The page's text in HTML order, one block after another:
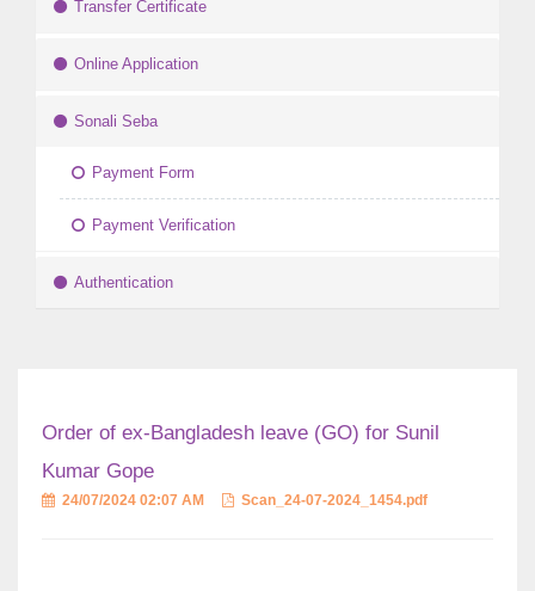
Transfer Certificate
Online Application
Sonali Seba
Payment Form
Payment Verification
Authentication
Order of ex-Bangladesh leave (GO) for Sunil
Kumar Gope
24/07/2024 02:07 AM Scan_24-07-2024_1454.pdf